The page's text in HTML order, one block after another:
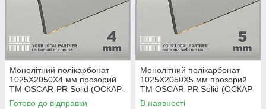
Монолітний полікарбонат
1025Х2050Х4 мм прозорий
TM OSCAR-PR Solid (ОСКАР-
Преміум) Сербія
Готово до відправки
Монолітний полікарбонат
1025Х2050Х5 мм прозорий
TM OSCAR-PR Solid (ОСКАР-
Преміум) Сербія
В наявності